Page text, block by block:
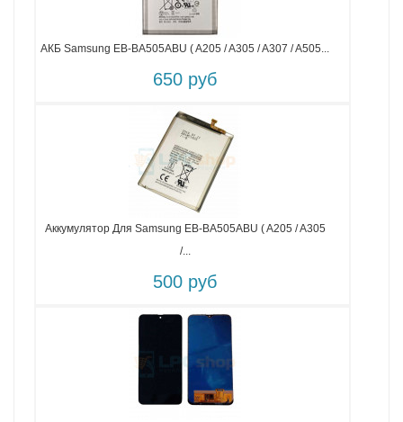
АКБ Samsung EB-BA505ABU ( A205 / A305 / A307 / A505...
650 руб
Аккумулятор Для Samsung EB-BA505ABU ( A205 / A305
/...
500 руб